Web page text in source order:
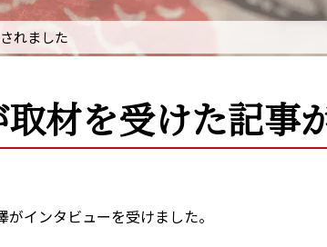
れました
材を受けた記事
インタビューを受けました。